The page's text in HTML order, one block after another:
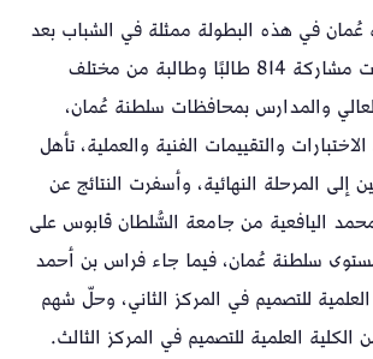
في هذه البطولة ممثلة في الشباب بعد
رحلة تنافسية شهدت مشاركة 814 طالبًا وطالبة من مختلف
والمدارس بمحافظات سلطنة عُمان،
والتقييمات الفنية والعملية، تأهل
المرحلة النهائية، وأسفرت النتائج عن
اليافعية من جامعة السُّلطان قابوس على
سلطنة عُمان، فيما جاء فراس بن أحمد
للتصميم في المركز الثاني، وحلّ شهم
العلمية للتصميم في المركز الثالث.